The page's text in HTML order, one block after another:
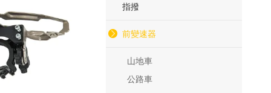
指撥
前變速器
山地車
公路車